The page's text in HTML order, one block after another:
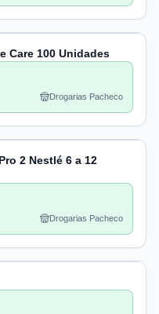
Care 100 Unidades
Drogarias Pacheco
2 Nestlé 6 a 12
Drogarias Pacheco